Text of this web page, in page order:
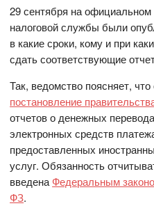
29 сентября на
налоговой службы были
в какие сроки, кому и при
сдать соответствующие
Так, ведомство поясняет,
постановление
отчетов о денежных
электронных средств
предоставленных
услуг. Обязанность
введена Федеральным
ФЗ.